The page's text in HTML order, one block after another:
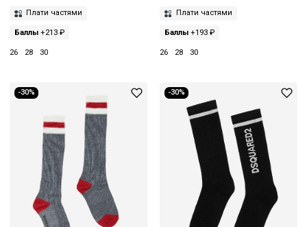
Плати частями
Баллы +213 ₽
26 28 30
Плати частями
Баллы+193 ₽
26 28 30
-30% -30%